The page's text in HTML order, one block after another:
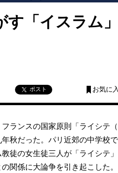
す「イスラム
ポスト お気に
ランスの国家原則「ライシテ
秋だった。パリ近郊の中学校
徒の女生徒三人が「ライシテ
の関係に大論争を引き起こした